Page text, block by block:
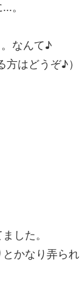
。
なんて♪
はどうぞ♪）
した。
とかなり弄られ